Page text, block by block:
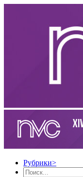
Рубрики>